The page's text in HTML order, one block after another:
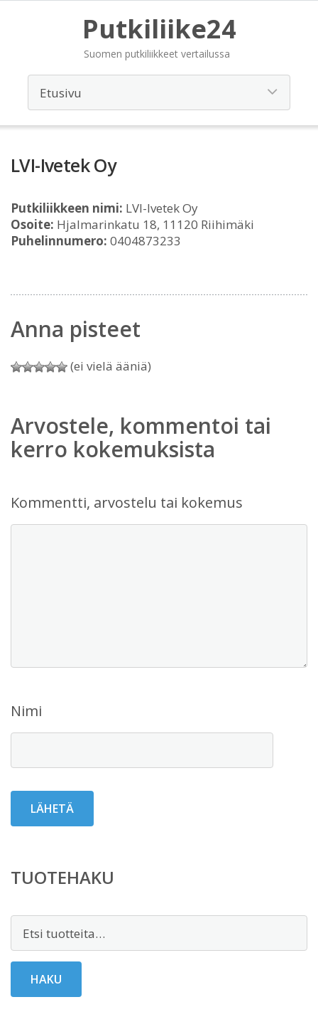
Putkiliike24
Suomen putkiliikkeet vertailussa
LVI-Ivetek Oy
Putkiliikkeen nimi: LVI-Ivetek Oy
Osoite: Hjalmarinkatu 18, 11120 Riihimäki
Puhelinnumero: 0404873233
Anna pisteet
(ei vielä ääniä)
Arvostele, kommentoi tai
kerro kokemuksista
Kommentti, arvostelu tai kokemus
Nimi
TUOTEHAKU
HAKU